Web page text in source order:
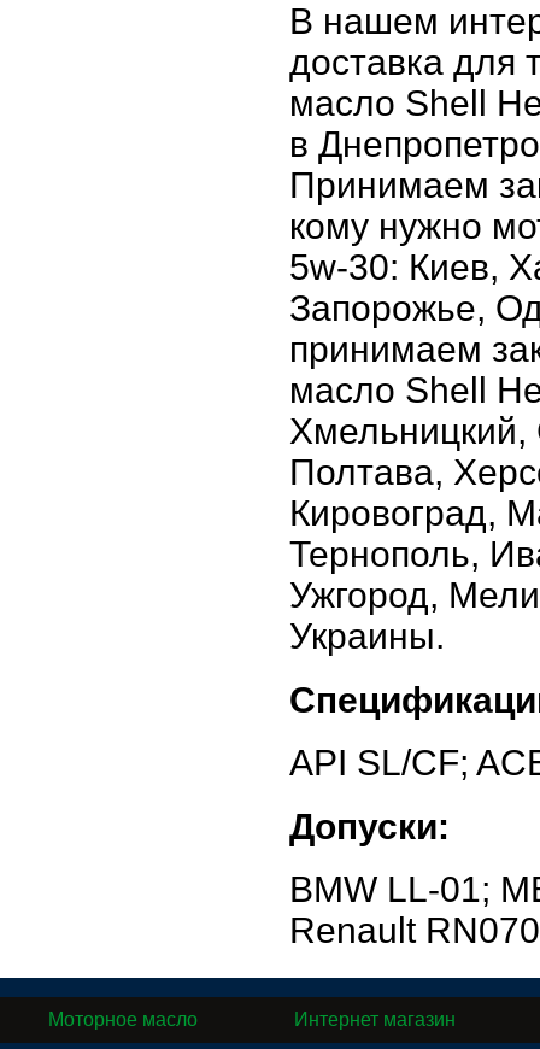
В нашем
доставка для
масло Shell
в
Принимаем
кому нужно
5w-30: Киев,
Запорожье,
принимаем
масло Shell
Хмельницкий,
Полтава,
Кировоград,
Тернополь,
Ужгород,
Украины.
API SL/CF;
Допуски:
BMW LL-01;
Renault
Моторное масло Интернет магазин